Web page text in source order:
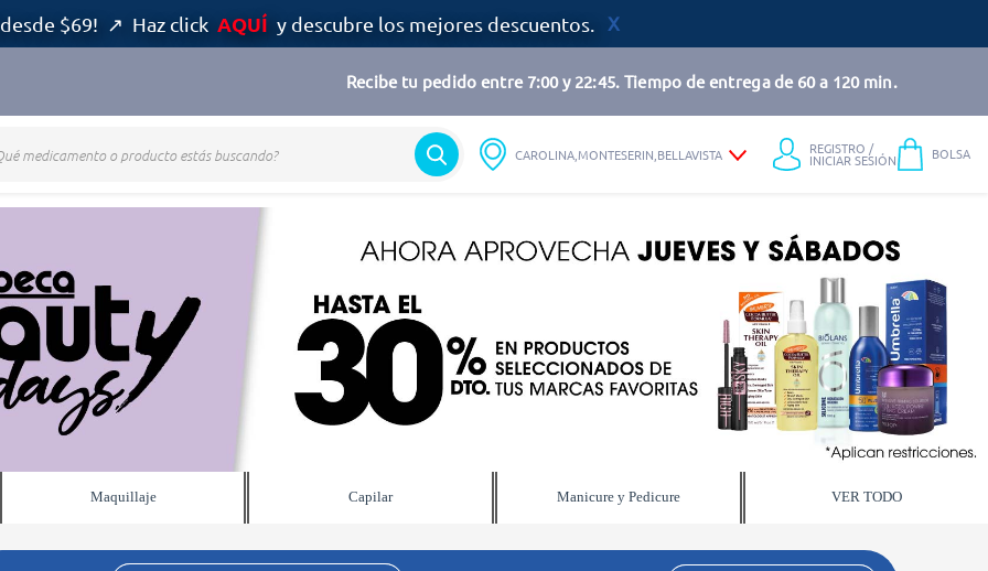
$69! ↗ Haz click AQUÍ y descubre los mejores descuentos.
Recibe tu pedido entre 7:00 y 22:45. Tiempo de entrega de 60 a 120 min.
CAROLINA,MONTESERIN,BELLAVISTA REGISTRO /
INICIAR SESIÓN BOLSA
Maquillaje Capilar Manicure y Pedicure VER TODO